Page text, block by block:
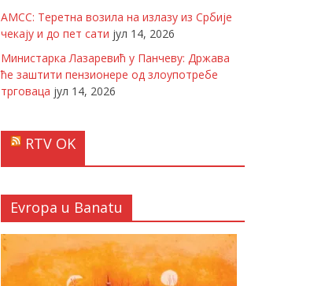
АМСС: Теретна возила на излазу из Србије
чекају и до пет сати јул 14, 2026
Министарка Лазаревић у Панчеву: Држава
ће заштити пензионере од злоупотребе
трговаца јул 14, 2026
RTV OK
Evropa u Banatu